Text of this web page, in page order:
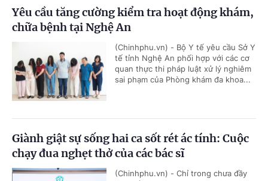
Yêu cầu tăng cường kiểm tra hoạt động khám,
chữa bệnh tại Nghệ An
(Chinhphu.vn) - Bộ Y tế yêu cầu Sở Y
tế tỉnh Nghệ An phối hợp với các cơ
quan thực thi pháp luật xử lý nghiêm
sai phạm của Phòng khám đa khoa...
Giành giật sự sống hai ca sốt rét ác tính: Cuộc
chạy đua nghẹt thở của các bác sĩ
(Chinhphu.vn) - Chỉ trong chưa đầy